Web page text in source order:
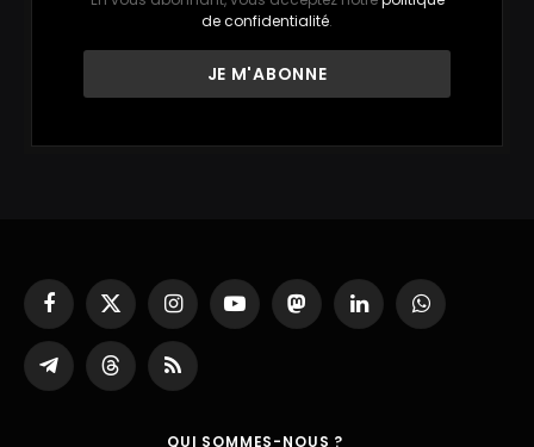
de confidentialité.
Facebook
X
(Twitter)
InstagramYouTubeMastodonLinkedInWhatsApp
Partager
sur
ThreadsRSS
QUI SOMMES-NOUS ?